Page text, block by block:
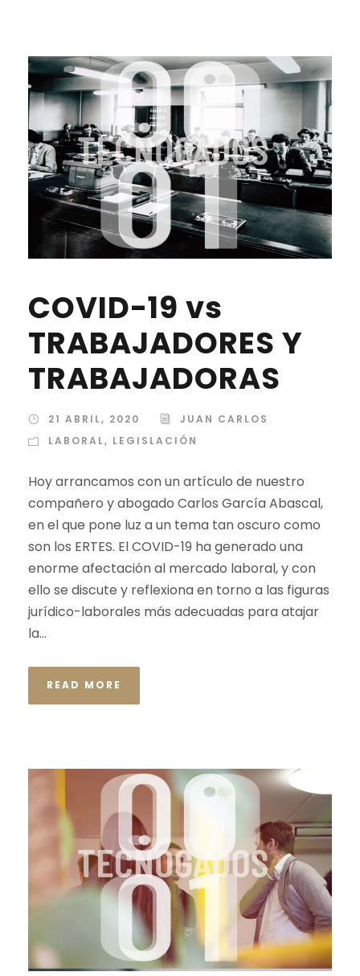
COVID-19 vs
TRABAJADORES Y
TRABAJADORAS
21 ABRIL, 2020
JUAN CARLOS
LABORAL, LEGISLACIÓN
Hoy arrancamos con un artículo de nuestro
compañero y abogado Carlos García Abascal,
en el que pone luz a un tema tan oscuro como
son los ERTES. El COVID-19 ha generado una
enorme afectación al mercado laboral, y con
ello se discute y reflexiona en torno a las figuras
jurídico-laborales más adecuadas para atajar
la...
READ MORE